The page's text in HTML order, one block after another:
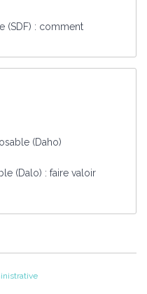
(SDF) : comment
(Daho)
(Dalo) : faire valoir